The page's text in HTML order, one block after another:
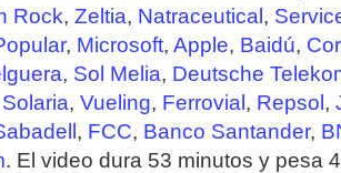
Rock,Zeltia, Natraceutical ,
, Microsoft,Apple, Baidú,
, Sol Melia, Deutsche
Solaria,Vueling, Ferrovial , Repsol ,
, FCC, Banco Santander,
. El video dura 53 minutos y pesa